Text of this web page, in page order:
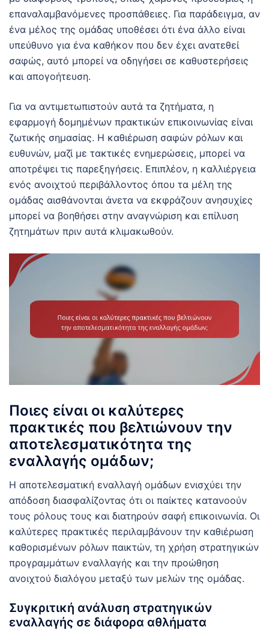
επαναλαμβανόμενες προσπάθειες. Για παράδειγμα, αν
ένα μέλος της ομάδας υποθέσει ότι ένα άλλο είναι
υπεύθυνο για ένα καθήκον που δεν έχει ανατεθεί
σαφώς, αυτό μπορεί να οδηγήσει σε καθυστερήσεις
και απογοήτευση.
Για να αντιμετωπιστούν αυτά τα ζητήματα, η
εφαρμογή δομημένων πρακτικών επικοινωνίας είναι
ζωτικής σημασίας. Η καθιέρωση σαφών ρόλων και
ευθυνών, μαζί με τακτικές ενημερώσεις, μπορεί να
αποτρέψει τις παρεξηγήσεις. Επιπλέον, η καλλιέργεια
ενός ανοιχτού περιβάλλοντος όπου τα μέλη της
ομάδας αισθάνονται άνετα να εκφράζουν ανησυχίες
μπορεί να βοηθήσει στην αναγνώριση και επίλυση
ζητημάτων πριν αυτά κλιμακωθούν.
Ποιες είναι οι καλύτερες
πρακτικές που βελτιώνουν την
αποτελεσματικότητα της
εναλλαγής ομάδων;
Η αποτελεσματική εναλλαγή ομάδων ενισχύει την
απόδοση διασφαλίζοντας ότι οι παίκτες κατανοούν
τους ρόλους τους και διατηρούν σαφή επικοινωνία. Οι
καλύτερες πρακτικές περιλαμβάνουν την καθιέρωση
καθορισμένων ρόλων παικτών, τη χρήση στρατηγικών
προγραμμάτων εναλλαγής και την προώθηση
ανοιχτού διαλόγου μεταξύ των μελών της ομάδας.
Συγκριτική ανάλυση στρατηγικών
εναλλαγής σε διάφορα αθλήματα